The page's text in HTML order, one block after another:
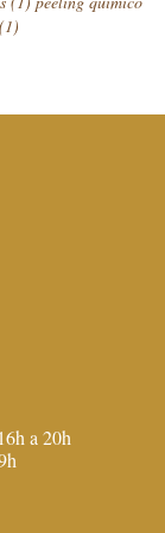
(1)
a 20h